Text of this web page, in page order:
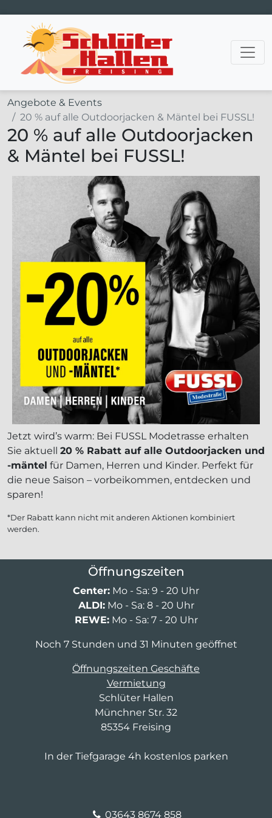
Hauptnavigation
Angebote & Events
20 % auf alle Outdoorjacken & Mäntel bei FUSSL!
20 % auf alle Outdoorjacken
& Mäntel bei FUSSL!
Jetzt wird’s warm: Bei FUSSL Modetrasse erhalten
Sie aktuell 20 % Rabatt auf alle Outdoorjacken und
-mäntel für Damen, Herren und Kinder. Perfekt für
die neue Saison – vorbeikommen, entdecken und
sparen!
*Der Rabatt kann nicht mit anderen Aktionen kombiniert
werden.
Öffnungszeiten
Center: Mo - Sa: 9 - 20 Uhr
ALDI:Mo - Sa: 8 - 20 Uhr
REWE:Mo - Sa: 7 - 20 Uhr
Noch 7 Stunden und 31 Minuten geöffnet
Öffnungszeiten Geschäfte
Vermietung
Schlüter Hallen
Münchner Str. 32
85354 Freising
In der Tiefgarage 4h kostenlos parken
03643 8674 858